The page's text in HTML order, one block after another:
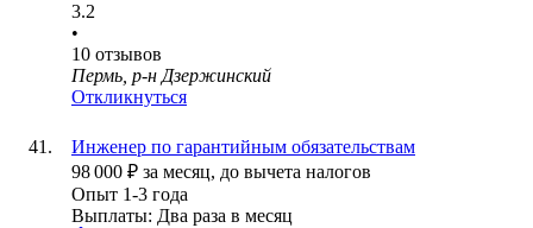
3.2
•
10 отзывов
Пермь, р-н Дзержинский
Откликнуться
Инженер по гарантийным обязательствам
98 000 ₽ за месяц, до вычета налогов
Опыт 1-3 года
Выплаты: Два раза в месяц